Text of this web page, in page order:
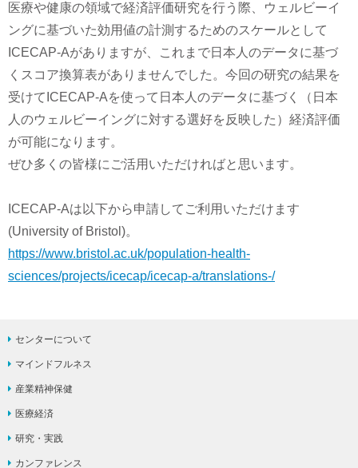
医療や健康の領域で経済評価研究を行う際、ウェルビーイ
ングに基づいた効用値の計測するためのスケールとして
ICECAP-Aがありますが、これまで日本人のデータに基づ
くスコア換算表がありませんでした。今回の研究の結果を
受けてICECAP-Aを使って日本人のデータに基づく（日本
人のウェルビーイングに対する選好を反映した）経済評価
が可能になります。
ぜひ多くの皆様にご活用いただければと思います。
ICECAP-Aは以下から申請してご利用いただけます
(University of Bristol)。
https://www.bristol.ac.uk/population-health-
sciences/projects/icecap/icecap-a/translations-/
センターについて
マインドフルネス
産業精神保健
医療経済
研究・実践
カンファレンス